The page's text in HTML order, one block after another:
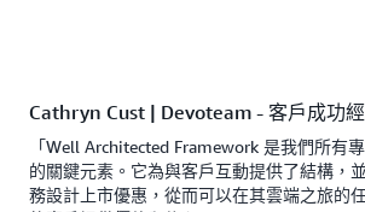
Cathryn Cust | Devoteam - 客戶成功
「Well Architected Framework 是我們所有
的關鍵元素。它為與客戶互動提供了結構，
務設計上市優惠，從而可以在其雲端之旅的